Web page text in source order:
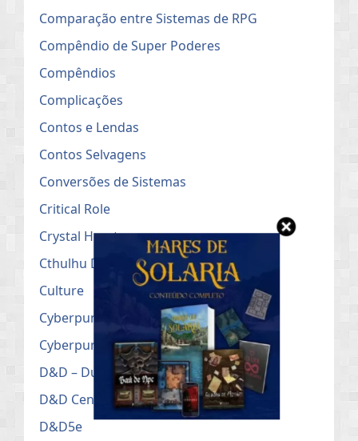
Comparação entre Sistemas de RPG
Compêndio de Super Poderes
Compêndios
Complicações
Contos e Lendas
Contos Selvagens
Conversões de Sistemas
Critical Role
Crystal Heart
Cthulhu Dark
Culture
Cyberpunk
Cyberpunk Red
D&D – Dungeons & Dragons
D&D Cenários
D&D5e